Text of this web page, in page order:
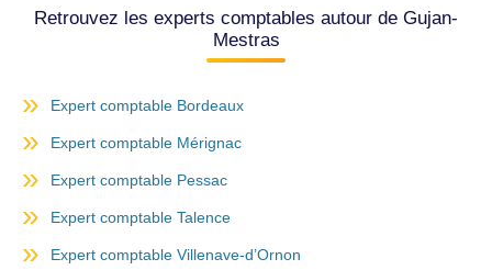
Retrouvez les experts comptables autour de Gujan-
Mestras
Expert comptable Bordeaux
Expert comptable Mérignac
Expert comptable Pessac
Expert comptable Talence
Expert comptable Villenave-d’Ornon